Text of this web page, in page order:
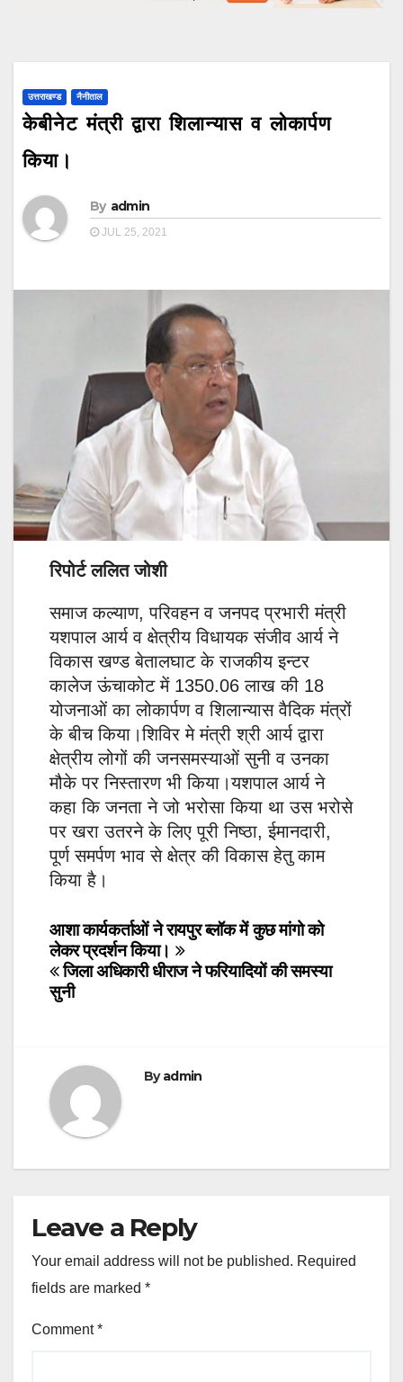
उत्तराखण्ड नैनीताल
केबीनेट मंत्री द्वारा शिलान्यास व लोकार्पण
किया।
By admin
JUL 25, 2021
रिपोर्ट ललित जोशी
समाज कल्याण, परिवहन व जनपद प्रभारी मंत्री
यशपाल आर्य व क्षेत्रीय विधायक संजीव आर्य ने
विकास खण्ड बेतालघाट के राजकीय इन्टर
कालेज ऊंचाकोट में 1350.06 लाख की 18
योजनाओं का लोकार्पण व शिलान्यास वैदिक मंत्रों
के बीच किया।शिविर मे मंत्री श्री आर्य द्वारा
क्षेत्रीय लोगों की जनसमस्याओं सुनी व उनका
मौके पर निस्तारण भी किया।यशपाल आर्य ने
कहा कि जनता ने जो भरोसा किया था उस भरोसे
पर खरा उतरने के लिए पूरी निष्ठा, ईमानदारी,
पूर्ण समर्पण भाव से क्षेत्र की विकास हेतु काम
किया है।
Post
navigation
आशा कार्यकर्ताओं ने रायपुर ब्लॉक में कुछ मांगो को
लेकर प्रदर्शन किया।
जिला अधिकारी धीराज ने फरियादियों की समस्या
सुनी
Byadmin
Leave a Reply
Your email address will not be published. Required
fields are marked *
Comment*